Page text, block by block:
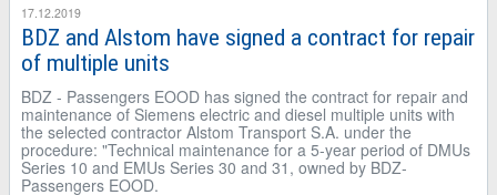
17.12.2019
BDZ and Alstom have signed a contract for repair
of multiple units
BDZ - Passengers EOOD has signed the contract for repair and
maintenance of Siemens electric and diesel multiple units with
the selected contractor Alstom Transport S.A. under the
procedure: "Technical maintenance for a 5-year period of DMUs
Series 10 and EMUs Series 30 and 31, owned by BDZ-
Passengers EOOD.